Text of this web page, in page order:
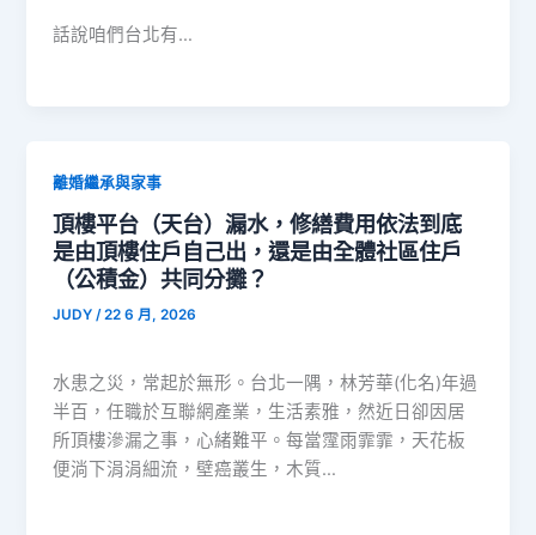
話說咱們台北有…
離婚繼承與家事
頂樓平台（天台）漏水，修繕費用依法到底
是由頂樓住戶自己出，還是由全體社區住戶
（公積金）共同分攤？
JUDY/22 6 月, 2026
水患之災，常起於無形。台北一隅，林芳華(化名)年過
半百，任職於互聯網產業，生活素雅，然近日卻因居
所頂樓滲漏之事，心緒難平。每當霪雨霏霏，天花板
便淌下涓涓細流，壁癌叢生，木質…